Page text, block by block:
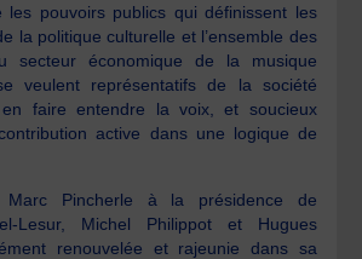
les pouvoirs publics qui définissent les
la politique culturelle et l’ensemble des
secteur économique de la musique
veulent représentatifs de la société
faire entendre la voix, et soucieux
active dans une logique de
Pincherle à la présidence de
Lesur, Michel Philippot et Hugues
renouvelée et rajeunie dans sa